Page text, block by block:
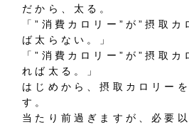
だから、太る。
「”消費カロリー”が”摂取
ば太らない。」
「”消費カロリー”が”摂取カ
れば太る。」
はじめから、摂取カロリー
す。
当たり前過ぎますが、必要